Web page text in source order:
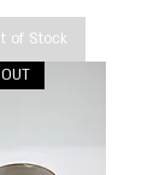
of Stock